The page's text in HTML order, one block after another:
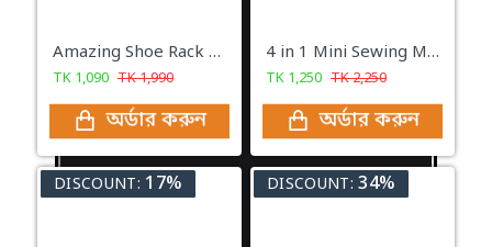
Amazing Shoe Rack With 10 Layer
TK 1,090 TK1,990
অর্ডার করুন
4 in 1 Mini Sewing Machine SM-202A
TK 1,250 TK2,250
অর্ডার করুন
DISCOUNT: 17% DISCOUNT: 34%